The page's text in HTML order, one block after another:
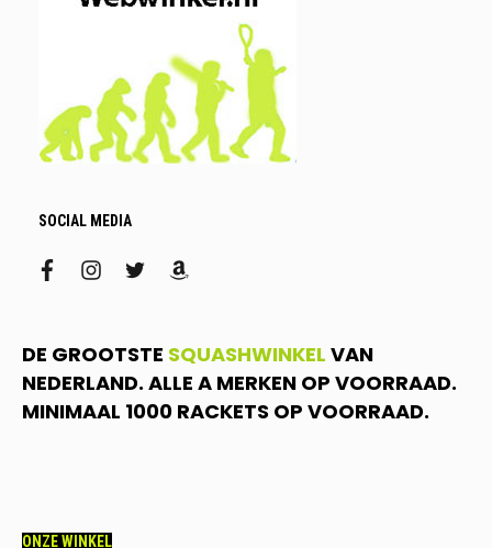
SOCIAL MEDIA
facebookinstagram
twitteramazon
DE GROOTSTE SQUASHWINKEL VAN
NEDERLAND. ALLE A MERKEN OP VOORRAAD.
MINIMAAL 1000 RACKETS OP VOORRAAD.
ONZE WINKEL